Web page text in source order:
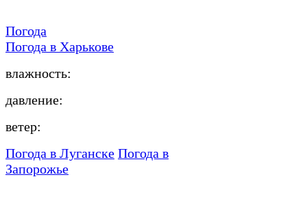
Погода
Погода в Харькове
влажность:
давление:
ветер:
Погода в Луганске Погода в
Запорожье